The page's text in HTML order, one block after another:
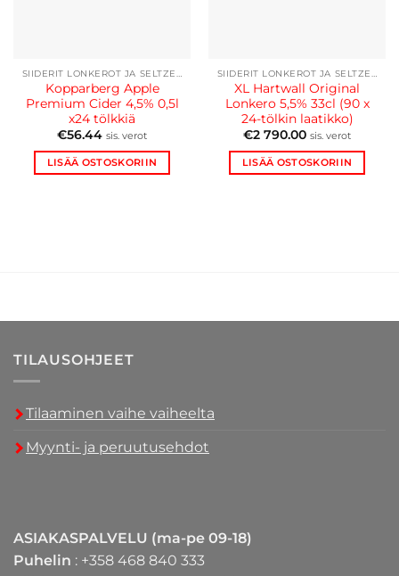
SIIDERIT LONKEROT JA SELTZERIT
Kopparberg Apple
Premium Cider 4,5% 0,5l
x24 tölkkiä
€56.44 sis. verot
LISÄÄ OSTOSKORIIN
SIIDERIT LONKEROT JA SELTZERIT
XL Hartwall Original
Lonkero 5,5% 33cl (90 x
24-tölkin laatikko)
€2 790.00 sis. verot
LISÄÄ OSTOSKORIIN
TILAUSOHJEET
Tilaaminen vaihe vaiheelta
Myynti- ja peruutusehdot
ASIAKASPALVELU (ma-pe 09-18)
Puhelin : +358 468 840 333